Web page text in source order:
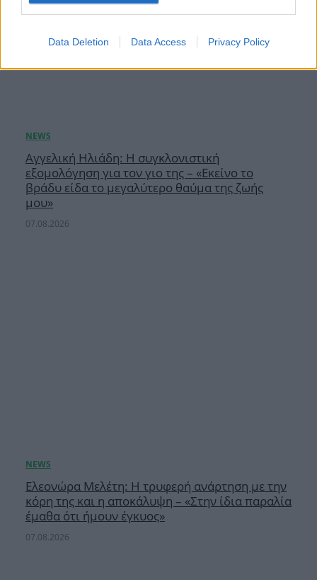
Data Deletion Data Access Privacy Policy
Αγγελική Ηλιάδη: Η συγκλονιστική
εξομολόγηση για τον γιο της – «Εκείνο το
βράδυ είδα το μεγαλύτερο θαύμα της ζωής
μου»
07.08.2026
Ελεονώρα Μελέτη: Η τρυφερή ανάρτηση με την
κόρη της και η αποκάλυψη – «Στην ίδια παραλία
έμαθα ότι ήμουν έγκυος»
07.08.2026